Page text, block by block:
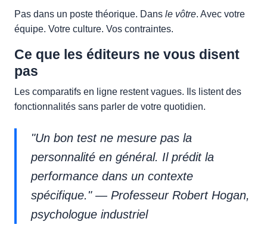
Pas dans un poste théorique. Dans le vôtre. Avec votre
équipe. Votre culture. Vos contraintes.
Ce que les éditeurs ne vous disent
pas
Les comparatifs en ligne restent vagues. Ils listent des
fonctionnalités sans parler de votre quotidien.
"Un bon test ne mesure pas la
personnalité en général. Il prédit la
performance dans un contexte
spécifique." — Professeur Robert Hogan,
psychologue industriel